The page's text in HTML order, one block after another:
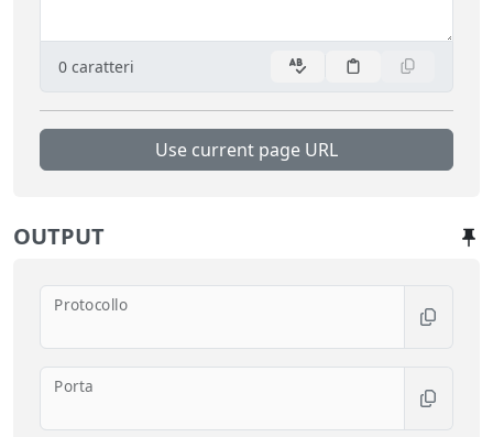
0 caratteri
Use current page URL
OUTPUT
Protocollo
Porta